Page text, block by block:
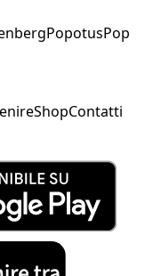
PopotusPop
ShopContatti